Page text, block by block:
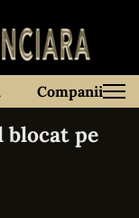
Companii
blocat pe